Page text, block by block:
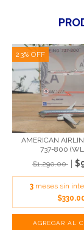
23% OFF
AMERICAN
737-800
$1,290.00
3 meses sin